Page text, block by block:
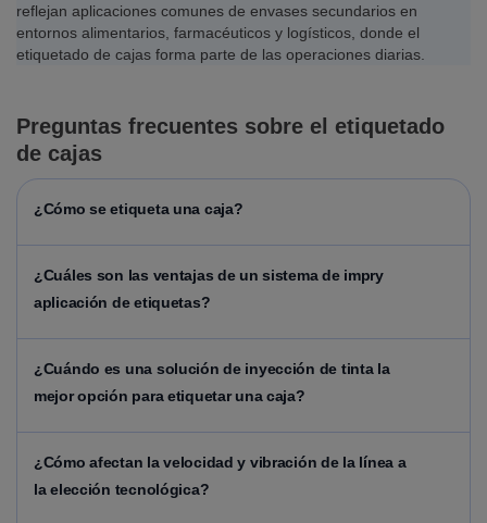
reflejan aplicaciones comunes de envases secundarios en
entornos alimentarios, farmacéuticos y logísticos, donde el
etiquetado de cajas forma parte de las operaciones diarias.
Preguntas frecuentes sobre el etiquetado
de cajas
¿Cómo se etiqueta una caja?
¿Cuáles son las ventajas de un sistema de impry
aplicación de etiquetas?
¿Cuándo es una solución de inyección de tinta la
mejor opción para etiquetar una caja?
¿Cómo afectan la velocidad y vibración de la línea a
la elección tecnológica?